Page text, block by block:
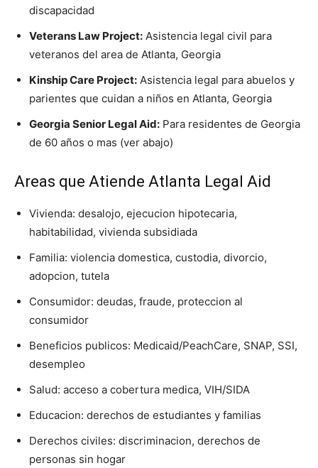
discapacidad
Veterans Law Project: Asistencia legal civil para
veteranos del area de Atlanta, Georgia
Kinship Care Project: Asistencia legal para abuelos y
parientes que cuidan a niños en Atlanta, Georgia
Georgia Senior Legal Aid: Para residentes de Georgia
de 60 años o mas (ver abajo)
Areas que Atiende Atlanta Legal Aid
Vivienda: desalojo, ejecucion hipotecaria,
habitabilidad, vivienda subsidiada
Familia: violencia domestica, custodia, divorcio,
adopcion, tutela
Consumidor: deudas, fraude, proteccion al
consumidor
Beneficios publicos: Medicaid/PeachCare, SNAP, SSI,
desempleo
Salud: acceso a cobertura medica, VIH/SIDA
Educacion: derechos de estudiantes y familias
Derechos civiles: discriminacion, derechos de
personas sin hogar